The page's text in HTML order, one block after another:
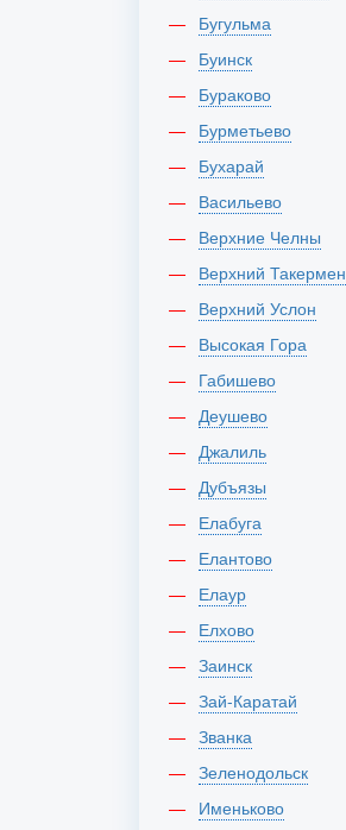
Бугульма
Буинск
Бураково
Бурметьево
Бухарай
Васильево
Верхние Челны
Верхний Такермен
Верхний Услон
Высокая Гора
Габишево
Деушево
Джалиль
Дубъязы
Елабуга
Елантово
Елаур
Елхово
Заинск
Зай-Каратай
Званка
Зеленодольск
Именьково